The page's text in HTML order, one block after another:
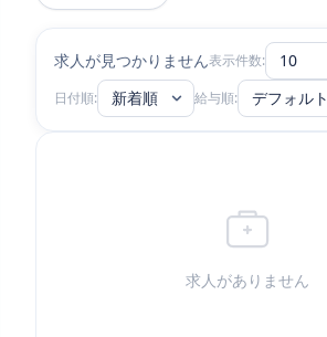
求人が見つかりません表示件数: 10
日付順: 新着順 給与順: デフォルト
求人がありません